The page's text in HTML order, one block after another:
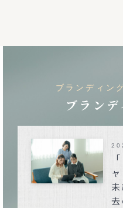
ブランディン
ブラン